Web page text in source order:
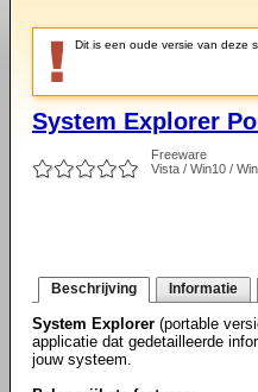
Dit is een oude versie van deze
System Explorer
Freeware
Vista / Win10 /
Beschrijving Informatie
System Explorer (portable
applicatie dat gedetailleerde
jouw systeem.